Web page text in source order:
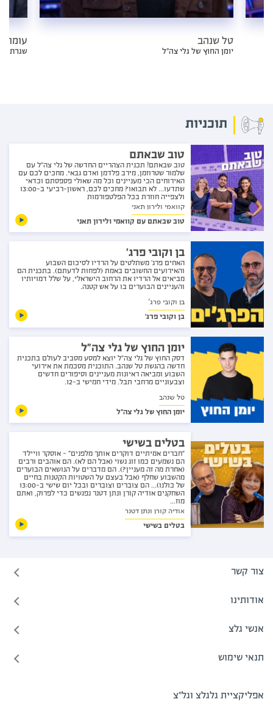
טל שנהב
יומן החוץ של גלי צה״ל
עומר
שגרת
תוכניות
טוב שבאתם
טוב שבאתם! תכנית הצהריים החדשה של גלי צה"ל עם
שלמור שטרוזמן, מירב פלדמן ואדם גבאי. מחכים לכם עם
האירוחים הכי מעניינים וכל מה שאולי פספסתם וכדאי
שתדעו… לא תבואו? מחכים לכם, ראשון-רביעי ב-13:00
ולצפייה חוזרת בכל הפלטפורמות
קוואמי ולירון תאני
טוב שבאתם עם קוואמי ולירון תאני
בן וקובי פרג'
האחים פרג' משתלטים על הרדיו לסיכום השבוע
והאירועים החשובים באמת (לפחות לדעתם). בתכנית הם
מביאים אל הרדיו את הרחוב הישראלי, על שלל דמויותיו
והעניינים הבוערים בו על אש קטנה.
בן וקובי פרג'
בן וקובי פרג'
יומן החוץ של גלי צה״ל
דסק החוץ של גלי צה"ל יוצא למסע מסביב לעולם בתכנית
חדשה בהגשת טל שנהב. התוכנית מסכמת את אירועי
השבוע ומביאה ראיונות מעניינים וסיפורים חדשים
וצבעוניים מרחבי תבל. מידי חמישי ב-12.
טל שנהב
יומן החוץ של גלי צה״ל
בטלים בשישי
"חברים אמיתיים דוקרים אותך מלפנים" - אוסקר וויילד
הם נשמעים כמו זוג נשוי (אבל הם לא). הם אוהבים ורבים
(אחרת מה זה מעניין?). הם מדברים על הנושאים הבוערים
מהשבוע שחלף (אבל בעצם על השטויות הקטנות בחיים
של כולנו)... הם צוברים וצוברים ובכל יום שישי ב-13:00
השחקנים אודיה קורן ונתן דטנר נפגשים כדי לפרוק, ואתם
מוז...
אודיה קורן ונתן דטנר
בטלים בשישי
צור קשר
אודותינו
אנשי גלצ
תנאי שימוש
אפליקציית גלגלצ וגל"צ